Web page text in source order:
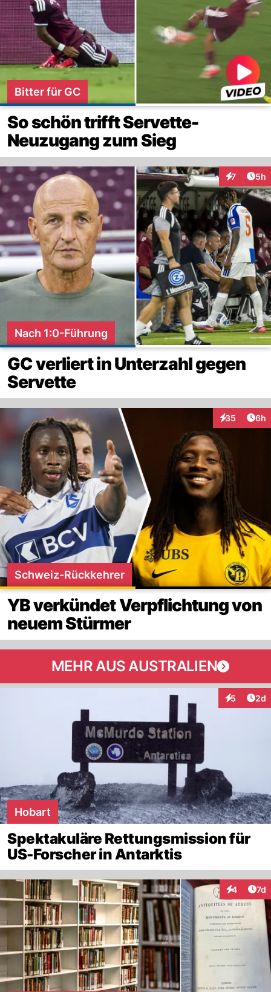
Bitter für GC
So schön trifft Servette-
Neuzugang zum Sieg
7 5h
Nach 1:0-Führung
GC verliert in Unterzahl gegen
Servette
35
Interaktionen
6h
Schweiz-Rückkehrer
YB verkündet Verpflichtung von
neuem Stürmer
MEHR AUS AUSTRALIEN
5 2d
Hobart
Spektakuläre Rettungsmission für
US-Forscher in Antarktis
4 7d